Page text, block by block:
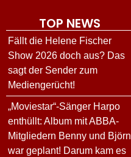
TOP NEWS
Fällt die Helene Fischer
Show 2026 doch aus? Das
sagt der Sender zum
Mediengerücht!
„Moviestar“-Sänger Harpo
enthüllt: Album mit ABBA-
Mitgliedern Benny und Björn
war geplant! Darum kam es